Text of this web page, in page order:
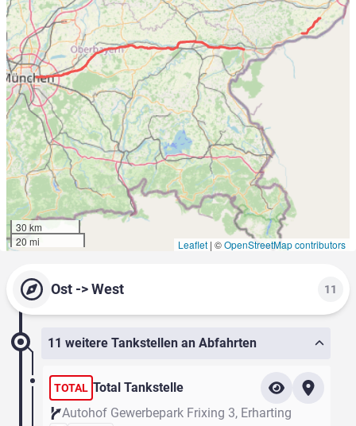
30 km
20 mi
Leaflet | ©OpenStreetMap contributors
Ost -> West 11
11 weitere Tankstellen an Abfahrten
TOTAL Total Tankstelle
Autohof Gewerbepark Frixing 3, Erharting